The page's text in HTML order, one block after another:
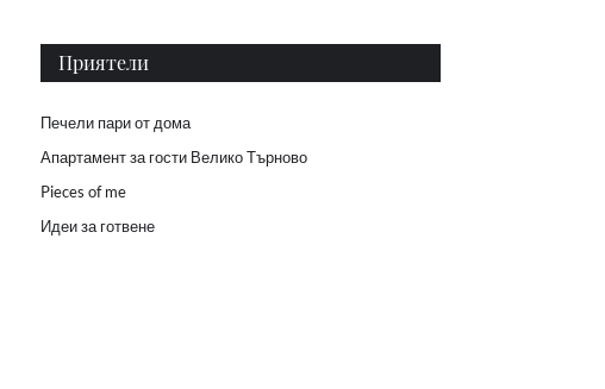
Приятели
Печели пари от дома
Апартамент за гости Велико Търново
Pieces of me
Идеи за готвене